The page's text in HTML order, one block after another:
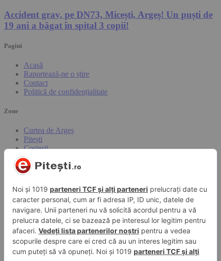
Accident grav, pe DN73, Micești, Argeș! Un puști de
19 ani a băgat în spital 3 copii!
Pagini
Acasă
Raportează-ne o știre
Contact
Politică de confidențialitate
Zone
Curtea de Argeș
Pitești
Costești
Mioveni
Câmpulung
Cele mai căutate subiecte
Pitesti
accident
Arges
politia
mioveni